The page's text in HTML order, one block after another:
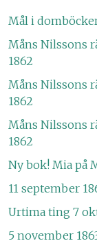
Mål i
Måns Nilssons
1862
Måns Nilssons
1862
Måns Nilssons
1862
Ny bok! Mia på
11 september
Urtima ting 7
5 november